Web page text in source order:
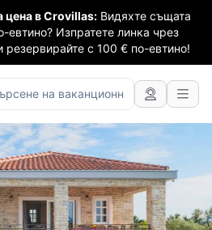
цена в Crovillas: Видяхте същата
евтино? Изпратете линка чрез
с 100 € по-евтино!